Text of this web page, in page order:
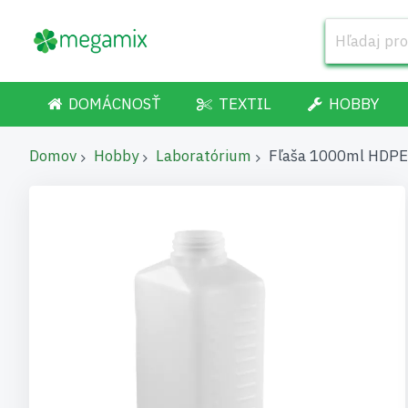
DOMÁCNOSŤ TEXTIL HOBBY
Domov Hobby Laboratórium Fľaša 1000ml